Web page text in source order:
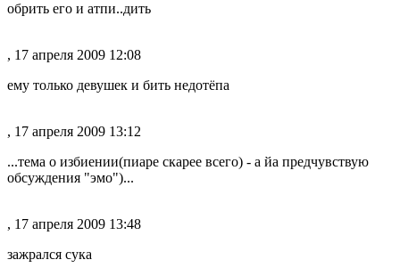
обрить его и атпи..дить
, 17 апреля 2009 12:08
ему только девушек и бить недотёпа
, 17 апреля 2009 13:12
...тема о избиении(пиаре скарее всего) - а йа предчувствую
обсуждения "эмо")...
, 17 апреля 2009 13:48
зажрался сука